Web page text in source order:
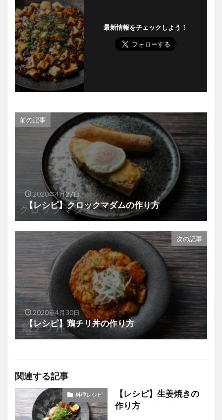
最新情報をチェックしよう！
前の記事
2020年4月27日
【レシピ】クロックマダムの作り方
次の記事
2020年4月30日
【レシピ】鶏チリ丼の作り方
関連する記事
料理レシピ
【レシピ】生姜焼きの
作り方